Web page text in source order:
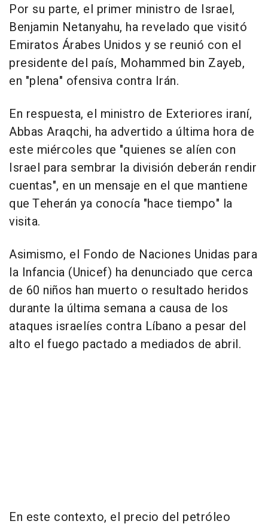
Por su parte, el primer ministro de Israel,
Benjamin Netanyahu, ha revelado que visitó
Emiratos Árabes Unidos y se reunió con el
presidente del país, Mohammed bin Zayeb,
en "plena" ofensiva contra Irán.
En respuesta, el ministro de Exteriores iraní,
Abbas Araqchi, ha advertido a última hora de
este miércoles que "quienes se alíen con
Israel para sembrar la división deberán rendir
cuentas", en un mensaje en el que mantiene
que Teherán ya conocía "hace tiempo" la
visita.
Asimismo, el Fondo de Naciones Unidas para
la Infancia (Unicef) ha denunciado que cerca
de 60 niños han muerto o resultado heridos
durante la última semana a causa de los
ataques israelíes contra Líbano a pesar del
alto el fuego pactado a mediados de abril.
En este contexto, el precio del petróleo